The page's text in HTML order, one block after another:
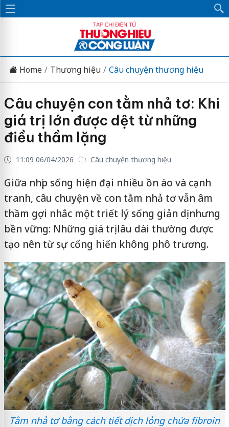
Home Thương hiệu Câu chuyện thương hiệu
Câu chuyện con tằm nhả tơ: Khi
giá trị lớn được dệt từ những
điều thầm lặng
11:09 06/04/2026 Câu chuyện thương hiệu
Giữa nhịp sống hiện đại nhiều ồn ào và cạnh
tranh, câu chuyện về con tằm nhả tơ vẫn âm
thầm gợi nhắc một triết lý sống giản dị nhưng
bền vững: Những giá trị lâu dài thường được
tạo nên từ sự cống hiến không phô trương.
Tằm nhả tơ bằng cách tiết dịch lỏng chứa fibroin